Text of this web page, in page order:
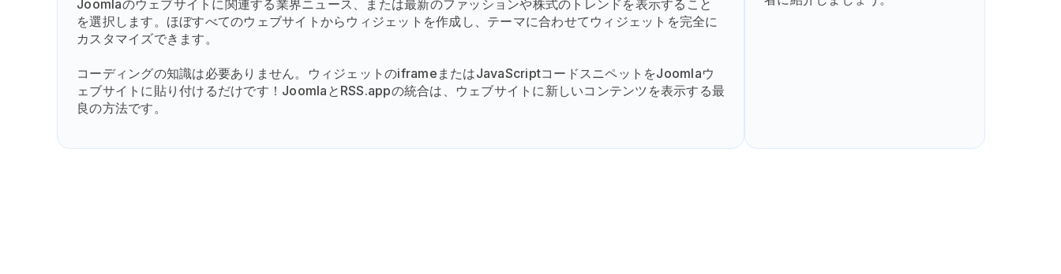
Joomlaのウェブサイトに関連する業界ニュース、または最新のファッションや株式のトレンドを表示すること
を選択します。ほぼすべてのウェブサイトからウィジェットを作成し、テーマに合わせてウィジェットを完全に
カスタマイズできます。
コーディングの知識は必要ありません。ウィジェットのiframeまたはJavaScriptコードスニペットをJoomlaウ
ェブサイトに貼り付けるだけです！JoomlaとRSS.appの統合は、ウェブサイトに新しいコンテンツを表示する最
良の方法です。